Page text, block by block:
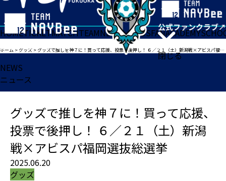
閉じる
HOMETICKETMATCHTEAMNEWSGOODSFANACADEMY
ホーム >グッズ >グッズで推しを神７に！買って応援、投票で後押し！ ６／２１（土）新潟戦×アビスパ福岡選抜総選挙
NEWS
ニュース
グッズで推しを神７に！買って応援、
投票で後押し！ ６／２１（土）新潟
戦×アビスパ福岡選抜総選挙
2025.06.20
グッズ